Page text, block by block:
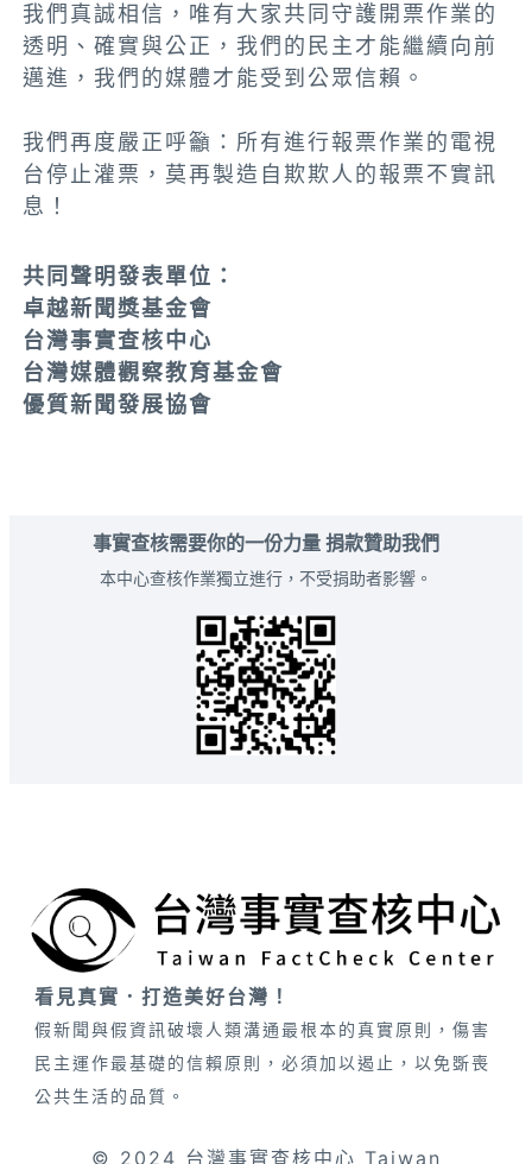
我們真誠相信，唯有大家共同守護開票作業的
透明、確實與公正，我們的民主才能繼續向前
邁進，我們的媒體才能受到公眾信賴。
我們再度嚴正呼籲：所有進行報票作業的電視
台停止灌票，莫再製造自欺欺人的報票不實訊
息！
共同聲明發表單位：
卓越新聞獎基金會
台灣事實查核中心
台灣媒體觀察教育基金會
優質新聞發展協會
事實查核需要你的一份力量 捐款贊助我們
本中心查核作業獨立進行，不受捐助者影響。
看見真實．打造美好台灣！
假新聞與假資訊破壞人類溝通最根本的真實原則，傷害
民主運作最基礎的信賴原則，必須加以遏止，以免斲喪
公共生活的品質。
© 2024 台灣事實查核中心 Taiwan